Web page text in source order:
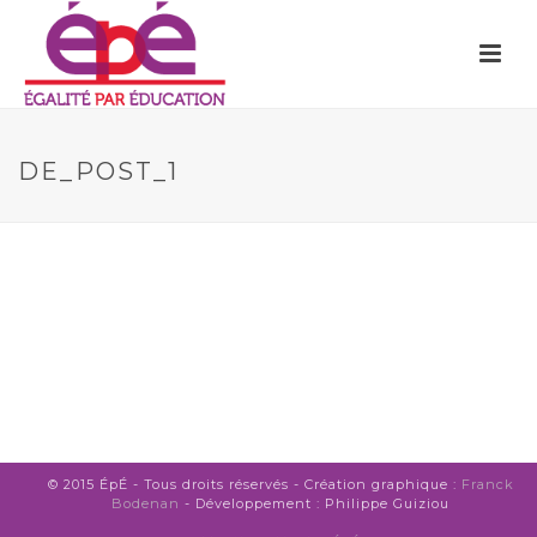
DE_POST_1
© 2015 ÉpÉ - Tous droits réservés - Création graphique : Franck
Bodenan - Développement : Philippe Guiziou